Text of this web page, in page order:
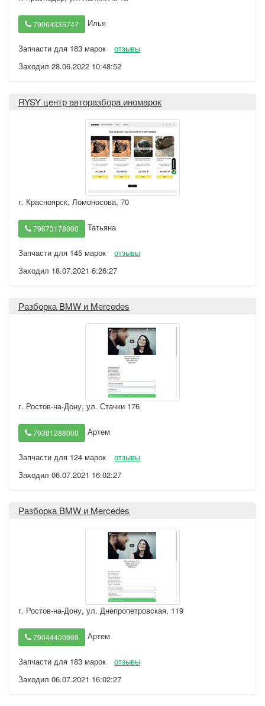
79064335747 Илья
Запчасти для 183 марок
отзывы
Заходил 28.06.2022 10:48:52
RYSY центр авторазбора иномарок
г. Красноярск, Ломоносова, 70
79673178000 Татьяна
Запчасти для 145 марок
отзывы
Заходил 18.07.2021 6:26:27
Разборка BMW и Mercedes
г. Ростов-на-Дону, ул. Стачки 176
79381288000 Артем
Запчасти для 124 марок
отзывы
Заходил 06.07.2021 16:02:27
Разборка BMW и Mercedes
г. Ростов-на-Дону, ул. Днепропетровская, 119
79044400999 Артем
Запчасти для 183 марок
отзывы
Заходил 06.07.2021 16:02:27